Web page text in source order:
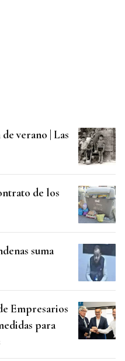
verano | Las
de los
suma
Empresarios
para